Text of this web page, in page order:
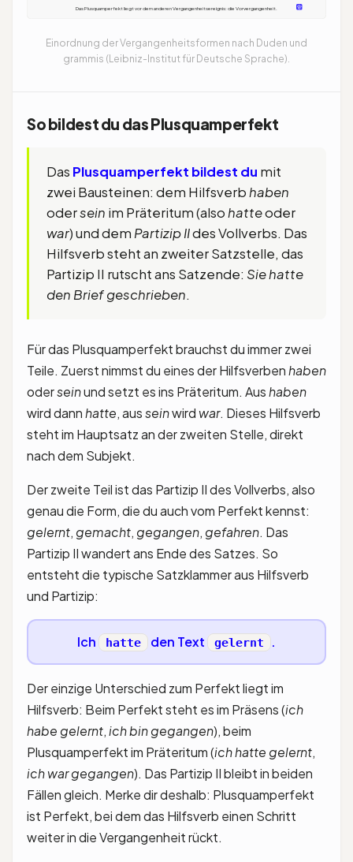
Das Plusquamperfekt liegt vor dem anderen Vergangenheitsereignis: die Vorvergangenheit.
Einordnung der Vergangenheitsformen nach Duden und
grammis (Leibniz-Institut für Deutsche Sprache).
So bildest du das Plusquamperfekt
Das Plusquamperfekt bildest du mit
zwei Bausteinen: dem Hilfsverbhaben
odersein im Präteritum (alsohatteoder
war) und dem Partizip IIdes Vollverbs. Das
Hilfsverb steht an zweiter Satzstelle, das
Partizip II rutscht ans Satzende: Sie hatte
den Brief geschrieben.
Für das Plusquamperfekt brauchst du immer zwei
Teile. Zuerst nimmst du eines der Hilfsverbenhaben
oderseinund setzt es ins Präteritum. Aushaben
wird dannhatte, ausseinwirdwar. Dieses Hilfsverb
steht im Hauptsatz an der zweiten Stelle, direkt
nach dem Subjekt.
Der zweite Teil ist das Partizip II des Vollverbs, also
genau die Form, die du auch vom Perfekt kennst:
gelernt, gemacht, gegangen, gefahren. Das
Partizip II wandert ans Ende des Satzes. So
entsteht die typische Satzklammer aus Hilfsverb
und Partizip:
Ich hatte den Text gelernt .
Der einzige Unterschied zum Perfekt liegt im
Hilfsverb: Beim Perfekt steht es im Präsens (ich
habe gelernt,ich bin gegangen), beim
Plusquamperfekt im Präteritum (ich hatte gelernt,
ich war gegangen). Das Partizip II bleibt in beiden
Fällen gleich. Merke dir deshalb: Plusquamperfekt
ist Perfekt, bei dem das Hilfsverb einen Schritt
weiter in die Vergangenheit rückt.